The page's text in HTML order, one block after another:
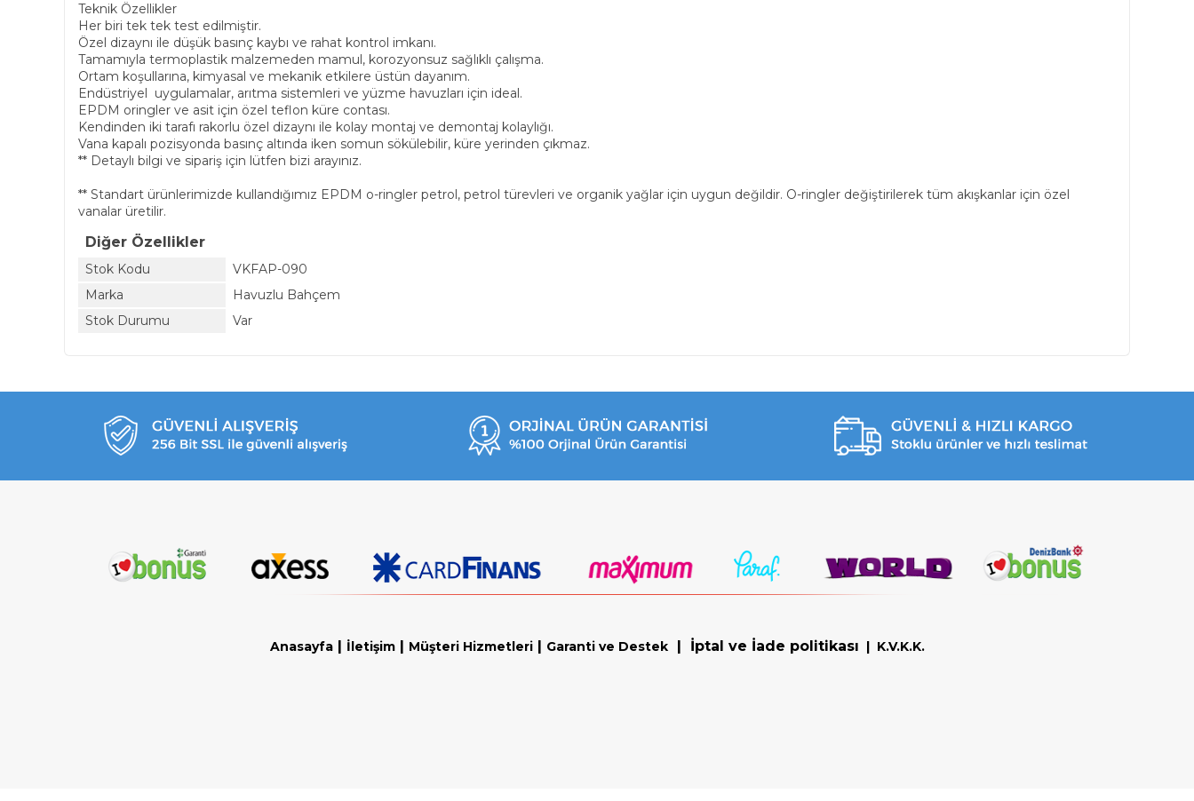
Teknik Özellikler
Her biri tek tek test edilmiştir.
Özel dizaynı ile düşük basınç kaybı ve rahat kontrol imkanı.
Tamamıyla termoplastik malzemeden mamul, korozyonsuz sağlıklı çalışma.
Ortam koşullarına, kimyasal ve mekanik etkilere üstün dayanım.
Endüstriyel uygulamalar, arıtma sistemleri ve yüzme havuzları için ideal.
EPDM oringler ve asit için özel teflon küre contası.
Kendinden iki tarafı rakorlu özel dizaynı ile kolay montaj ve demontaj kolaylığı.
Vana kapalı pozisyonda basınç altında iken somun sökülebilir, küre yerinden çıkmaz.
** Detaylı bilgi ve sipariş için lütfen bizi arayınız.
** Standart ürünlerimizde kullandığımız EPDM o-ringler petrol, petrol türevleri ve organik yağlar için uygun değildir. O-ringler değiştirilerek tüm akışkanlar için özel
vanalar üretilir.
Diğer Özellikler
Stok Kodu
VKFAP-090
Marka
Havuzlu Bahçem
Stok Durumu
Var
Anasayfa| İletişim| Müşteri Hizmetleri| Garanti ve Destek| İptal ve İade politikası | K.V.K.K.